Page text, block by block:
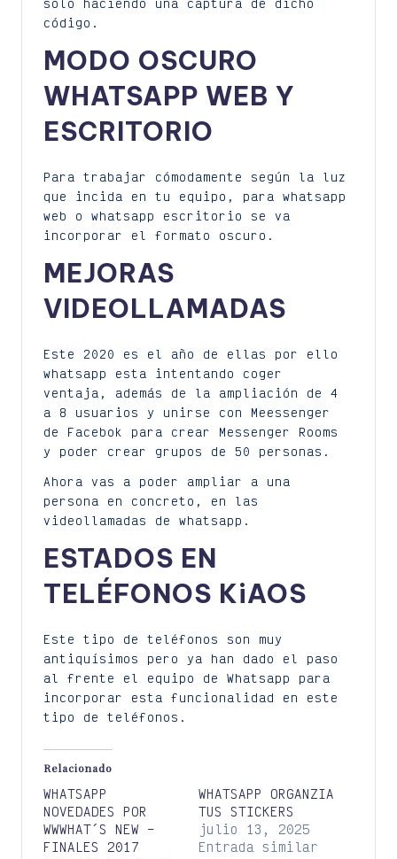
código.
MODO OSCURO
WHATSAPP WEB Y
ESCRITORIO
Para trabajar cómodamente según la luz
que incida en tu equipo, para whatsapp
web o whatsapp escritorio se va
incorporar el formato oscuro.
MEJORAS
VIDEOLLAMADAS
Este 2020 es el año de ellas por ello
whatsapp esta intentando coger
ventaja, además de la ampliación de 4
a 8 usuarios y unirse con Meessenger
de Facebok para crear Messenger Rooms
y poder crear grupos de 50 personas.
Ahora vas a poder ampliar a una
persona en concreto, en las
videollamadas de whatsapp.
ESTADOS EN
TELÉFONOS KiAOS
Este tipo de teléfonos son muy
antiquísimos pero ya han dado el paso
al frente el equipo de Whatsapp para
incorporar esta funcionalidad en este
tipo de teléfonos.
Relacionado
WHATSAPP
NOVEDADES POR
WWWHAT´S NEW –
FINALES 2017
WHATSAPP ORGANZIA
TUS STICKERS
julio 13, 2025
Entrada similar